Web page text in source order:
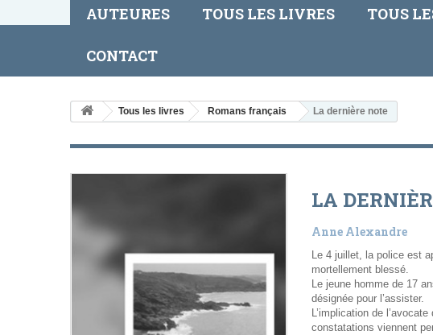
AUTEURES TOUS LES LIVRES TOUS
CONTACT
Tous les livres Romans français La dernière note
LA
Anne Alexandre
Le 4 juillet, la police est
mortellement blessé.
Le jeune homme de 17
désignée pour l’assister.
L’implication de
constatations viennent